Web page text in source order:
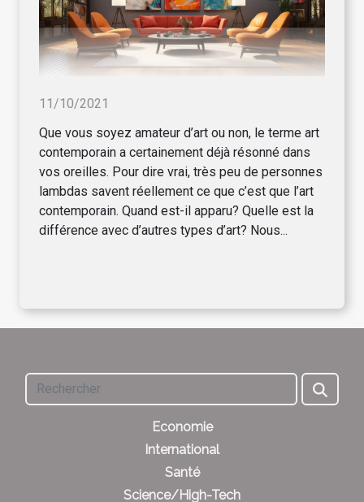
11/10/2021
Que vous soyez amateur d’art ou non, le terme art
contemporain a certainement déjà résonné dans
vos oreilles. Pour dire vrai, très peu de personnes
lambdas savent réellement ce que c’est que l’art
contemporain. Quand est-il apparu? Quelle est la
différence avec d’autres types d’art? Nous...
Economie
International
Santé
Science/High-Tech